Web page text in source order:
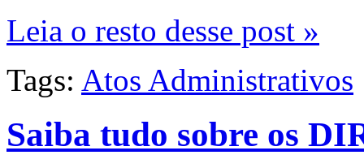
Leia o resto desse post »
Tags: Atos Administrativos
Saiba tudo sobre os